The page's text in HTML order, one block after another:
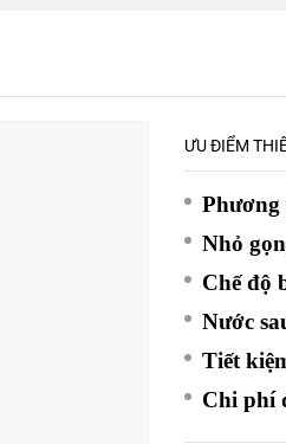
ƯU ĐIỂM
Phương
Nhỏ
Chế độ
Nước
Tiết
Chi phí